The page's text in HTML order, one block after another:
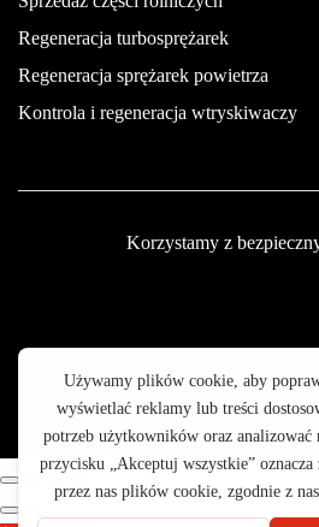
Regeneracja turbosprężarek
Regeneracja sprężarek powietrza
Kontrola i regeneracja wtryskiwaczy
© 2003 - 2025 GALOP -
CreativeOne
Korzystamy z